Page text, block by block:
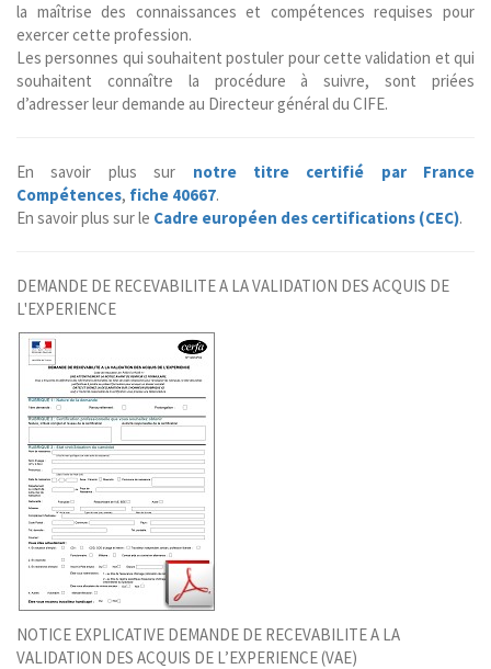
la maîtrise des connaissances et compétences requises pour
exercer cette profession.
Les personnes qui souhaitent postuler pour cette validation et qui
souhaitent connaître la procédure à suivre, sont priées
d’adresser leur demande au Directeur général du CIFE.
En savoir plus sur notre titre certifié par France
Compétences, fiche 40667.
En savoir plus sur le Cadre européen des certifications (CEC).
DEMANDE DE RECEVABILITE A LA VALIDATION DES ACQUIS DE
L'EXPERIENCE
NOTICE EXPLICATIVE DEMANDE DE RECEVABILITE A LA
VALIDATION DES ACQUIS DE L’EXPERIENCE (VAE)